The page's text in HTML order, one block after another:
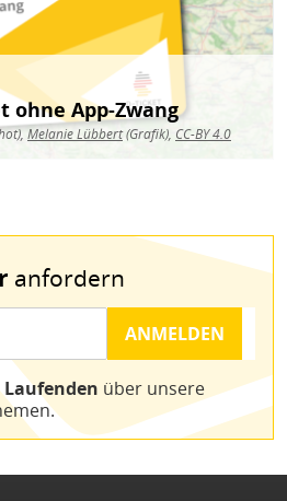
ohne App-Zwang
Melanie Lübbert(Grafik), CC-BY 4.0
anfordern
Laufenden über unsere